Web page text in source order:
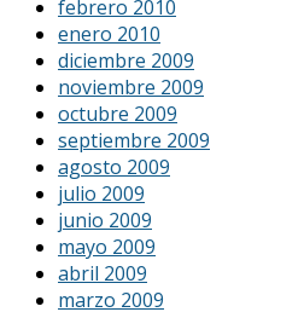
febrero 2010
enero 2010
diciembre 2009
noviembre 2009
octubre 2009
septiembre 2009
agosto 2009
julio 2009
junio 2009
mayo 2009
abril 2009
marzo 2009